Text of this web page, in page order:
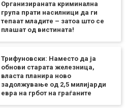
Организираната криминална
група прати насилници да ги
тепаат младите – затоа што се
плашат од вистината!
Трифуновски: Наместо да ја
обнови старата железница,
власта планира ново
задолжување од 2,5 милијарди
евра на грбот на граѓаните